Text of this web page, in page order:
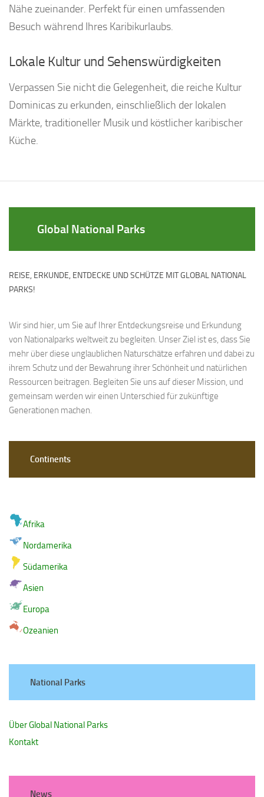
Nähe zueinander. Perfekt für einen umfassenden
Besuch während Ihres Karibikurlaubs.
Lokale Kultur und Sehenswürdigkeiten
Verpassen Sie nicht die Gelegenheit, die reiche Kultur
Dominicas zu erkunden, einschließlich der lokalen
Märkte, traditioneller Musik und köstlicher karibischer
Küche.
Global National Parks
REISE, ERKUNDE, ENTDECKE UND SCHÜTZE MIT GLOBAL NATIONAL
PARKS!
Wir sind hier, um Sie auf Ihrer Entdeckungsreise und Erkundung
von Nationalparks weltweit zu begleiten. Unser Ziel ist es, dass Sie
mehr über diese unglaublichen Naturschätze erfahren und dabei zu
ihrem Schutz und der Bewahrung ihrer Schönheit und natürlichen
Ressourcen beitragen. Begleiten Sie uns auf dieser Mission, und
gemeinsam werden wir einen Unterschied für zukünftige
Generationen machen.
Continents
Afrika
Nordamerika
Südamerika
Asien
Europa
Ozeanien
National Parks
Über Global National Parks
Kontakt
News